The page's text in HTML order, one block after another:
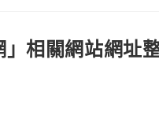
相關網站網址